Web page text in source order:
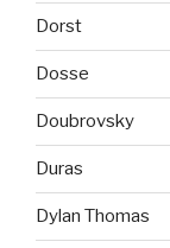
Dorst
Dosse
Doubrovsky
Duras
Dylan Thomas